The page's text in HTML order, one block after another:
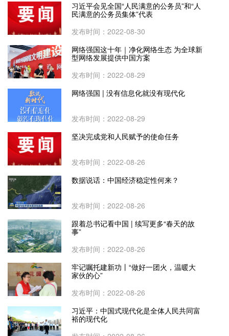
习近平会见全国“人民满意的公务员”和“人
民满意的公务员集体”代表
发布时间：2022-08-30
网络强国这十年｜净化网络生态 为全球新
型网络发展提供中国方案
发布时间：2022-08-29
网络强国 | 没有信息化就没有现代化
发布时间：2022-08-29
坚决完成党和人民赋予的使命任务
发布时间：2022-08-26
数据说话：中国经济稳定性何来？
发布时间：2022-08-26
跟着总书记看中国 | 续写更多“春天的故
事”
发布时间：2022-08-26
牢记嘱托建新功丨“做好一团火，温暖大
家伙的心”
发布时间：2022-08-26
习近平：中国式现代化是全体人民共同富
裕的现代化